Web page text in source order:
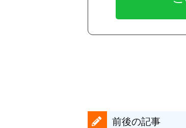
前後の記事